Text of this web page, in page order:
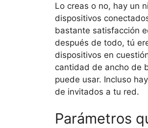
Lo creas o no, hay un
dispositivos
bastante satisfacción
después de todo, tú
dispositivos en
cantidad de ancho de
puede usar. Incluso
de invitados a tu red.
Parámetros